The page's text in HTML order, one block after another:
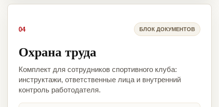
04 БЛОК ДОКУМЕНТОВ
Охрана труда
Комплект для сотрудников спортивного клуба:
инструктажи, ответственные лица и внутренний
контроль работодателя.